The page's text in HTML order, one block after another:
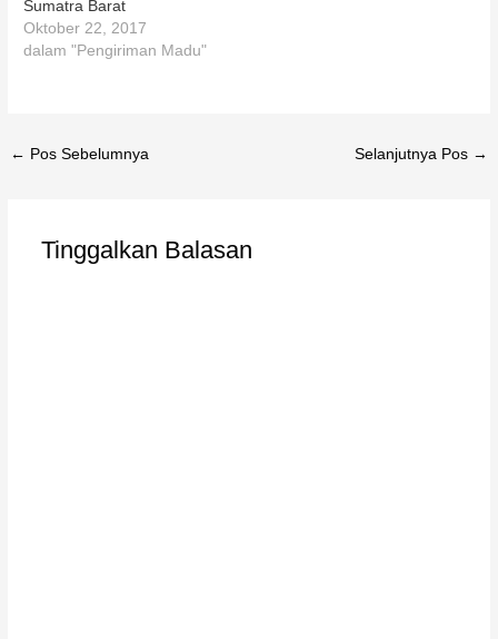
Sumatra Barat
Oktober 22, 2017
dalam "Pengiriman Madu"
← Pos Sebelumnya Selanjutnya Pos →
Tinggalkan Balasan